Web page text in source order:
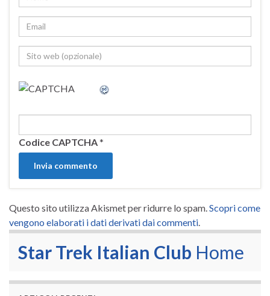
Codice CAPTCHA*
Questo sito utilizza Akismet per ridurre lo spam. Scopri come
vengono elaborati i dati derivati dai commenti
Star Trek Italian Club Home